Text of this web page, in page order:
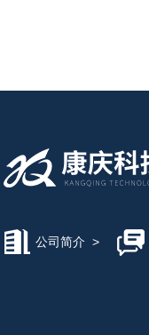
公司简介 >